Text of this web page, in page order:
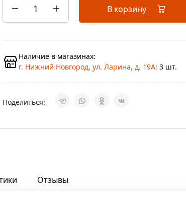
В корзину
Наличие в магазинах:
г. Нижний Новгород, ул. Ларина, д. 19А: 3 шт.
Поделиться:
Отзывы